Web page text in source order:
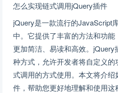
怎么实现链式调用jQuery插件
jQuery是一款流行的JavaScript
中。它提供了丰富的方法和功
更加简洁、易读和高效。
种方式，允许开发者将自定义
式调用的方式使用。本文将介
件，帮助您更好地理解和使用这